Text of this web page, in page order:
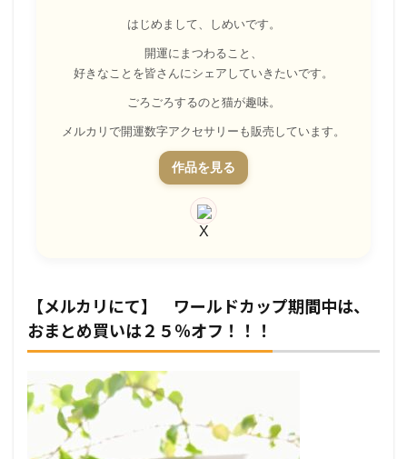
はじめまして、しめいです。
開運にまつわること、
好きなことを皆さんにシェアしていきたいです。
ごろごろするのと猫が趣味。
メルカリで開運数字アクセサリーも販売しています。
作品を見る
【メルカリにて】 ワールドカップ期間中は、
おまとめ買いは２５％オフ！！！